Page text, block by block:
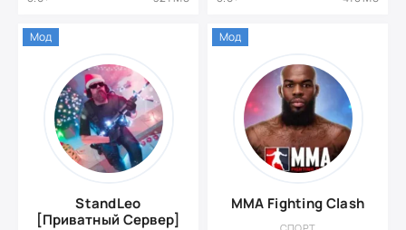
StandLeo
[Приватный Сервер]
Мод
MMA Fighting Clash
Мод